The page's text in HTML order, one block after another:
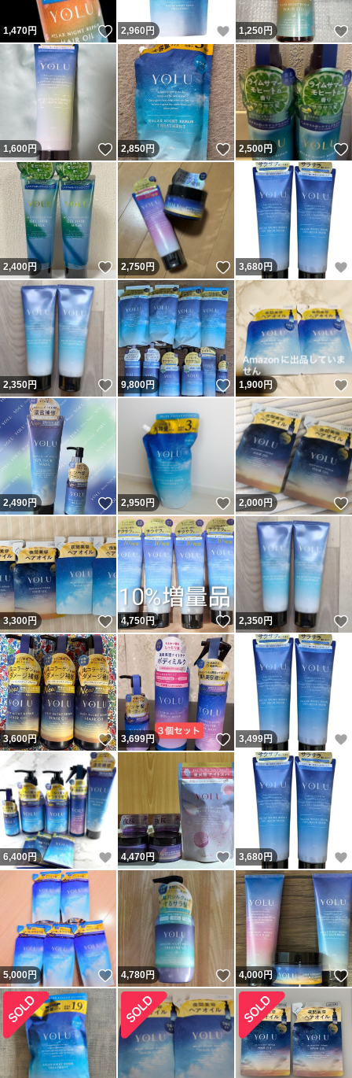
1,470円 いいね！
2,960 円 いいね！
1,250円
1,600円 いいね！
2,850円 いいね！
2,500円
2,400円 いいね！
2,750円 いいね！
3,680円
2,350円 いいね！
9,800円 いいね！
1,900円
2,490円 いいね！
2,950円 いいね！
2,000円
3,300円 いいね！
4,750円 いいね！
2,350円
3,600円 いいね！
3,699円 いいね！
3,499円
6,400円 いいね！
4,470円 いいね！
3,680円
5,000円 いいね！
4,780円 いいね！
4,000円